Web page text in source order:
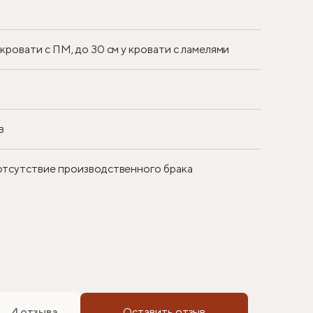
с ПМ, до 30 см у кровати с ламелями
производственного брака